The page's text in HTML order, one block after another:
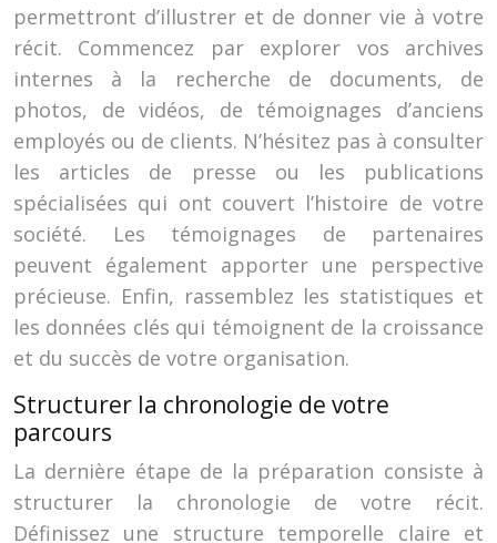
permettront d’illustrer et de donner vie à votre
récit. Commencez par explorer vos archives
internes à la recherche de documents, de
photos, de vidéos, de témoignages d’anciens
employés ou de clients. N’hésitez pas à consulter
les articles de presse ou les publications
spécialisées qui ont couvert l’histoire de votre
société. Les témoignages de partenaires
peuvent également apporter une perspective
précieuse. Enfin, rassemblez les statistiques et
les données clés qui témoignent de la croissance
et du succès de votre organisation.
Structurer la chronologie de votre
parcours
La dernière étape de la préparation consiste à
structurer la chronologie de votre récit.
Définissez une structure temporelle claire et